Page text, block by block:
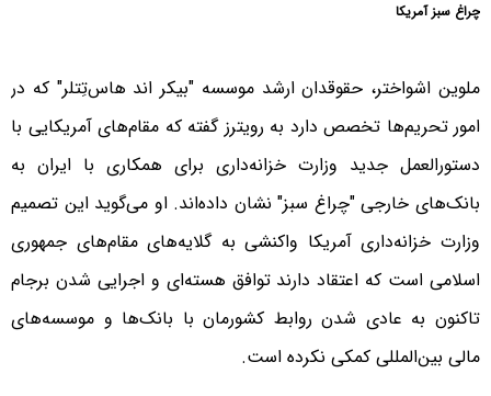
چراغ سبز آمریکا
ملوین اشواختر، حقوقدان ارشد موسسه "بیکر اند هاس‌تِتلر" که در
امور تحریم‌ها تخصص دارد به رویترز گفته که مقام‌های آمریکایی با
دستورالعمل جدید وزارت خزانه‌داری برای همکاری با ایران به
بانک‌های خارجی "چراغ سبز" نشان داده‌اند. او می‌گوید این تصمیم
وزارت خزانه‌داری آمریکا واکنشی به گلایه‌های مقام‌های جمهوری
اسلامی است که اعتقاد دارند توافق هسته‌ای و اجرایی شدن برجام
تاکنون به عادی شدن روابط کشورمان با بانک‌ها و موسسه‌های
مالی بین‌المللی کمکی نکرده است.